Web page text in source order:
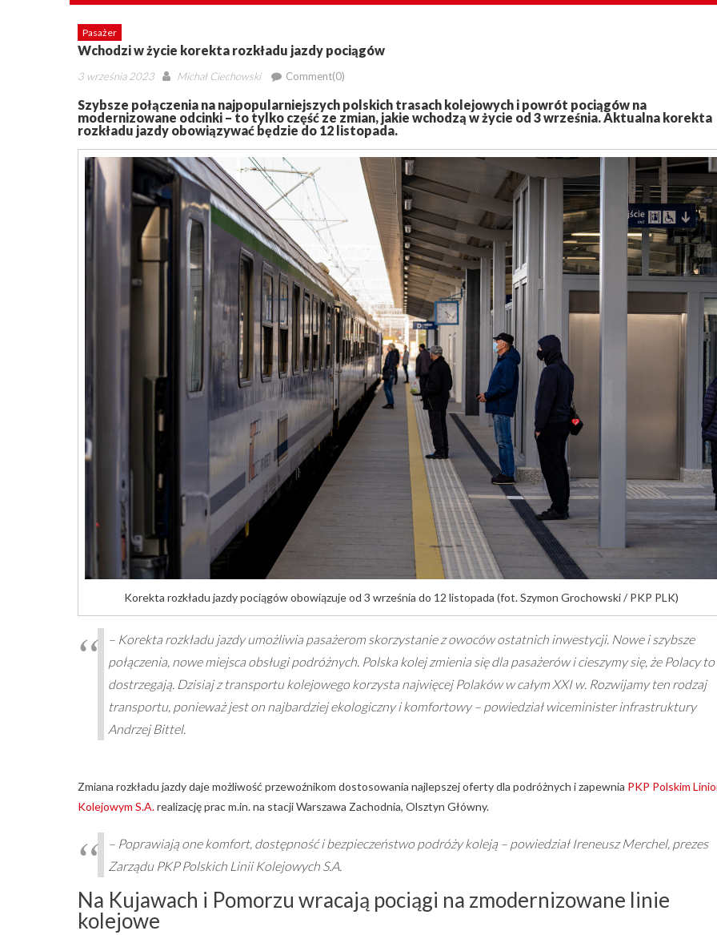
Pasażer
Wchodzi w życie korekta rozkładu jazdy pociągów
Posted
3 września 2023 Author
Michał Ciechowski Comment(0)
Szybsze połączenia na najpopularniejszych polskich trasach kolejowych i powrót pociągów na
modernizowane odcinki – to tylko część ze zmian, jakie wchodzą w życie od 3 września. Aktualna korekta
rozkładu jazdy obowiązywać będzie do 12 listopada.
Korekta rozkładu jazdy pociągów obowiązuje od 3 września do 12 listopada (fot. Szymon Grochowski / PKP PLK)
– Korekta rozkładu jazdy umożliwia pasażerom skorzystanie z owoców ostatnich inwestycji. Nowe i szybsze
połączenia, nowe miejsca obsługi podróżnych. Polska kolej zmienia się dla pasażerów i cieszymy się, że Polacy to
dostrzegają. Dzisiaj z transportu kolejowego korzysta najwięcej Polaków w całym XXI w. Rozwijamy ten rodzaj
transportu, ponieważ jest on najbardziej ekologiczny i komfortowy – powiedział wiceminister infrastruktury
Andrzej Bittel.
Zmiana rozkładu jazdy daje możliwość przewoźnikom dostosowania najlepszej oferty dla podróżnych i zapewnia PKP Polskim
Kolejowym S.A.realizację prac m.in. na stacji Warszawa Zachodnia, Olsztyn Główny.
– Poprawiają one komfort, dostępność i bezpieczeństwo podróży koleją – powiedział Ireneusz Merchel, prezes
Zarządu PKP Polskich Linii Kolejowych S.A.
Na Kujawach i Pomorzu wracają pociągi na zmodernizowane linie
kolejowe